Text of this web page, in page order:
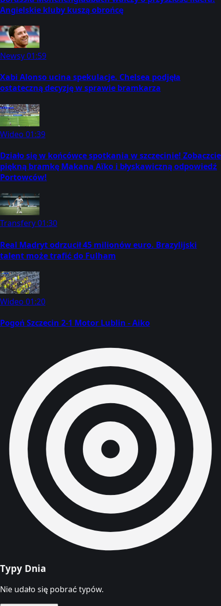
Angielskie kluby kuszą obrońcę
Newsy01:59
Xabi Alonso ucina spekulacje. Chelsea podjęła
ostateczną decyzję w sprawie bramkarza
Wideo 01:39
Działo się w końcówce spotkania w szczecinie! Zobaczcie
piękną bramkę Makana Aïko i błyskawiczną odpowiedź
Portowców!
Transfery01:30
Real Madryt odrzucił 45 milionów euro. Brazylijski
talent może trafić do Fulham
Wideo 01:20
Pogoń Szczecin 2-1 Motor Lublin - Aiko
Typy Dnia
Nie udało się pobrać typów.